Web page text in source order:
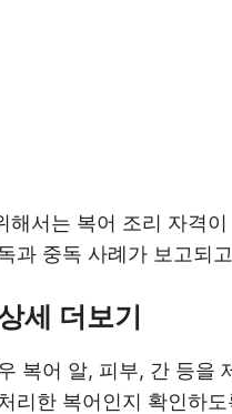
해서는 복어 조리 자격
과 중독 사례가 보고되
세 더보기
복어 알, 피부, 간 등을
리한 복어인지 확인하